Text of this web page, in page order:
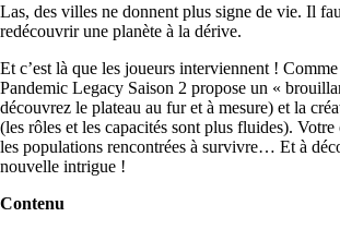
Las, des villes ne donnent plus signe de vie. Il
redécouvrir une planète à la dérive.
Et c’est là que les joueurs interviennent !
Pandemic Legacy Saison 2 propose un «
découvrez le plateau au fur et à mesure) et la
(les rôles et les capacités sont plus fluides). Votre
les populations rencontrées à survivre… Et à
nouvelle intrigue !
Contenu